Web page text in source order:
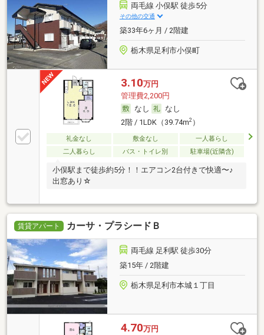
両毛線 小俣駅 徒歩5分
その他の交通
築33年6ヶ月 / 2階建
栃木県足利市小俣町
3.10万円
管理費2,200円
なし
なし
2階 / 1LDK（39.74m2）
礼金なし 敷金なし
一人暮らし
二人暮らし
バス・トイレ別 駐車場(近隣含)
小俣駅まで徒歩約5分！！エアコン2台付きで快適〜♪
出窓あり☆
賃貸アパート カーサ・プラシードＢ
両毛線 足利駅 徒歩30分
築15年 / 2階建
栃木県足利市本城１丁目
4.70万円